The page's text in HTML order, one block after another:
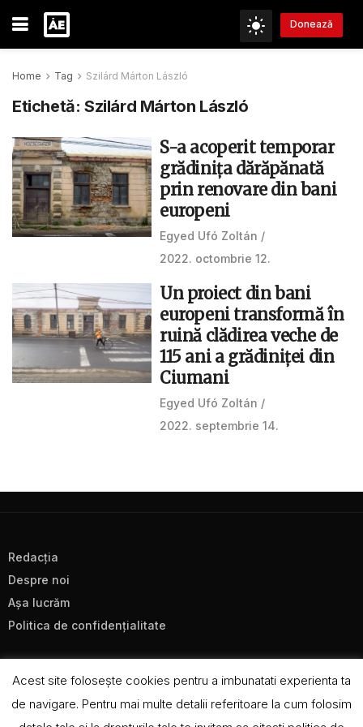
Donează
Home Tag Szilárd Márton László
Etichetă: Szilárd Márton László
S-a acoperit temporar
grădinița dărăpănată
prin renovare din bani
europeni
Egyed Ufó Zoltán
2022. octombrie 12.
Un proiect din bani
europeni transformă în
ruină clădirea veche de
115 ani a grădiniței din
Ciumani
Egyed Ufó Zoltán
2022. septembrie 14.
Redacţia
Despre noi
Aşa lucrăm
Politica de confidenţialitate
Acest site foloseşte cookies pentru a imbunatati experienta ta
de navigare. Pentru mai multe detalii referitoare la cum folosim